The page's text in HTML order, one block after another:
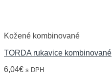
Kožené kombinované
TORDA rukavice kombinované
6,04€ s DPH